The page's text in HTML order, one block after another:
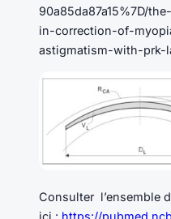
90a85da87a15%7D/
in-correction-of-
astigmatism-with-prk-
Consulter l’ensemble